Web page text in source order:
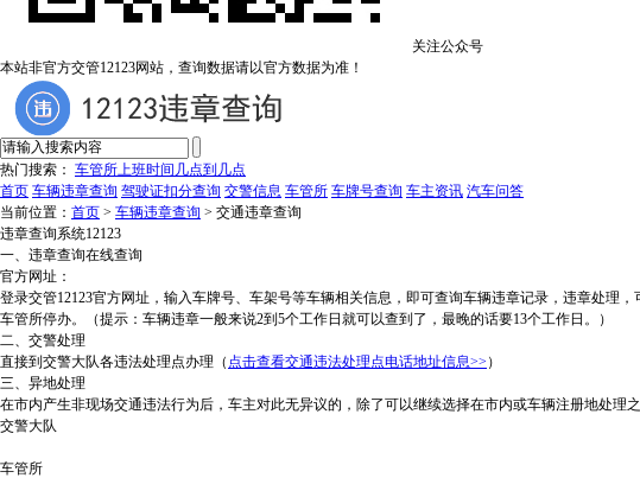
关注公众号
本站非官方交管12123网站，查询数据请以官方数据为准！
热门搜索： 车管所上班时间几点到几点
首页 车辆违章查询 驾驶证扣分查询 交警信息 车管所 车牌号查询 车主资讯 汽车问答
当前位置： 首页 > 车辆违章查询 > 交通违章查询
违章查询系统12123
一、违章查询在线查询
官方网址：
登录交管12123官方网址，输入车牌号、车架号等车辆相关信息，即可查询车辆违章记录，违章处理
车管所停办。（提示：车辆违章一般来说2到5个工作日就可以查到了，最晚的话要13个工作日。）
二、交警处理
直接到交警大队各违法处理点办理（ 点击查看交通违法处理点电话地址信息>> ）
三、异地处理
在市内产生非现场交通违法行为后，车主对此无异议的，除了可以继续选择在市内或车辆注册地处理
交警大队
车管所